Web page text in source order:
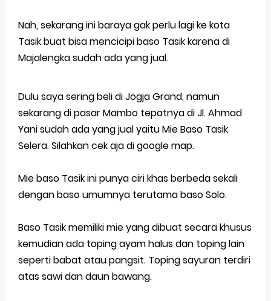
Bencana Banjir Bandang di Sumatra Salah Manusia
Gratis, Pre Test Online Calon Pejuang OSN Geografi 2026
Prediksi Soal TKA Geografi Topik Konsep Geografi + Kunci
Latihan Soal TKA Geografi 2025 Topik Analisa Informasi Geospasial
Ebook Prediksi 150 Soal TKA Geografi 2025 + Kunci Jawaban
Menjadi Pengajar Jaman Sekarang Makin Berat
Saturday, 8 August
Nah, sekarang ini baraya gak perlu lagi ke kota
Tasik buat bisa mencicipi baso Tasik karena di
Majalengka sudah ada yang jual.
Dulu saya sering beli di Jogja Grand, namun
sekarang di pasar Mambo tepatnya di Jl. Ahmad
Yani sudah ada yang jual yaitu Mie Baso Tasik
Selera. Silahkan cek aja di google map.
Mie baso Tasik ini punya ciri khas berbeda sekali
dengan baso umumnya terutama baso Solo.
Baso Tasik memiliki mie yang dibuat secara khusus
kemudian ada toping ayam halus dan toping lain
seperti babat atau pangsit. Toping sayuran terdiri
atas sawi dan daun bawang.